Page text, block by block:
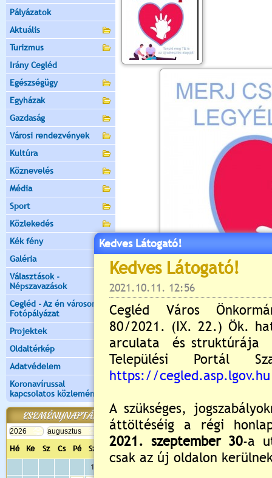
Pályázatok
Aktuális
Turizmus
Irány Cegléd
Egészségügy
Egyházak
Gazdaság
Városi rendezvények
Kultúra
Köznevelés
Média
Sport
Közlekedés
Kék fény
Galéria
Választások -
Népszavazások
Cegléd - Az én városom -
Fotópályázat
Projektek
Oldaltérkép
Adatvédelem
Koronavírussal
kapcsolatos közlemények
ESEMÉNYNAPTÁR
Hé Ke Sz Cs Pé Sz
Va
1
Kedves Látogató!